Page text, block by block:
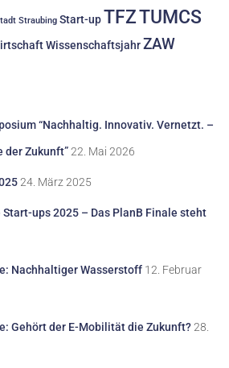
Straubing Start-upTFZTUMCS
WissenschaftsjahrZAW
“Nachhaltig. Innovativ. Vernetzt. –
der Zukunft”22. Mai 2026
24. März 2025
Start-ups 2025 – Das PlanB Finale steht
Nachhaltiger Wasserstoff 12. Februar
Gehört der E-Mobilität die Zukunft?28.